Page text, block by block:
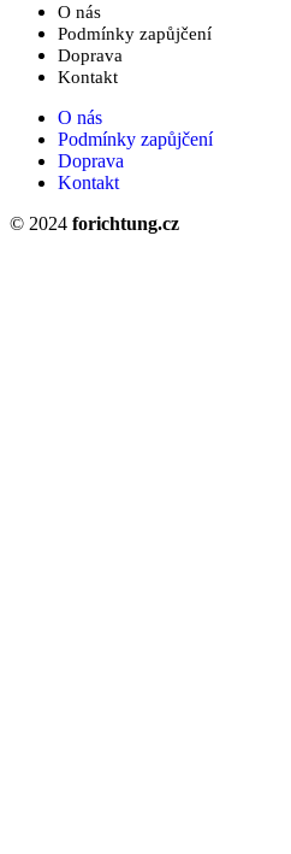
O nás
Podmínky zapůjčení
Doprava
Kontakt
O nás
Podmínky zapůjčení
Doprava
Kontakt
© 2024 forichtung.cz